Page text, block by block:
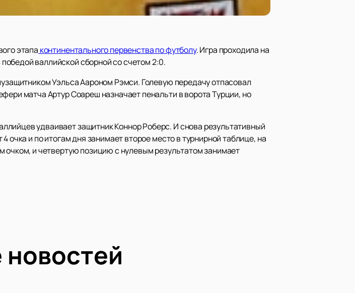
этапа континентального первенства по футболу. Игра проходила на
валлийской сборной со счетом 2:0.
Уэльса Аароном Рэмси. Голевую передачу отпасовал
матча Артур Соареш назначает пенальти в ворота Турции, но
удваивает защитник Коннор Роберс. И снова результативный
очка и по итогам дня занимает второе место в турнирной таблице, на
и четвертую позицию с нулевым результатом занимает